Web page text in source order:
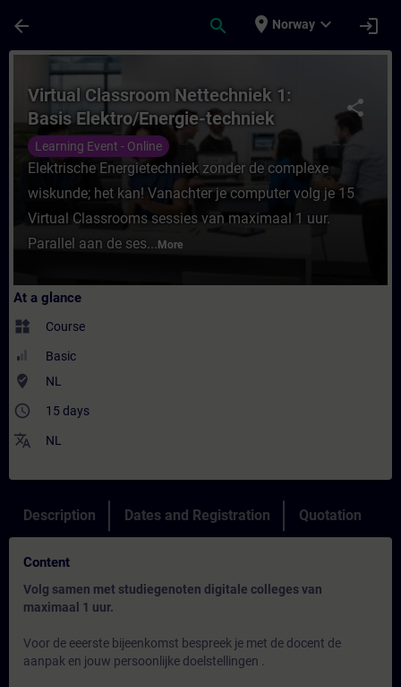
arrow_back search place Norway expand_more login
Course - Virtual Classroom Nettechniek
share
Virtual Classroom Nettechniek 1:
Basis Elektro/Energie-techniek
Learning Event - Online
Elektrische Energietechniek zonder de complexe
wiskunde; het kan! Vanachter je computer volg je 15
Virtual Classrooms sessies van maximaal 1 uur.
Parallel aan de ses... More
At a glance
widgets Course
Basic
where_to_vote NL
access_time 15 days
translate NL
Description Dates and Registration Quotation
Content
Volg samen met studiegenoten digitale colleges van
maximaal 1 uur.
Voor de eeerste bijeenkomst bespreek je met de docent de
aanpak en jouw persoonlijke doelstellingen .